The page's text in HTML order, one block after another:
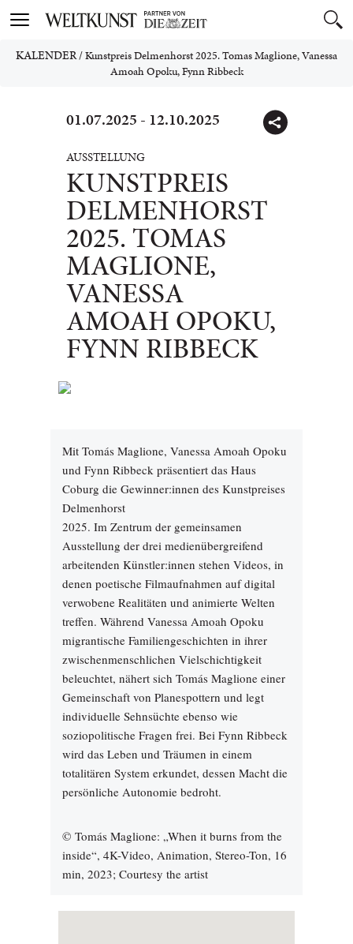
Toggle
KALENDER/Kunstpreis Delmenhorst 2025. Tomas Maglione, Vanessa
Amoah Opoku, Fynn Ribbeck
01.07.2025 - 12.10.2025
AUSSTELLUNG
KUNSTPREIS
DELMENHORST
2025. TOMAS
MAGLIONE,
VANESSA
AMOAH OPOKU,
FYNN RIBBECK
Mit Tomás Maglione, Vanessa Amoah Opoku
und Fynn Ribbeck präsentiert das Haus
Coburg die Gewinner:innen des Kunstpreises
Delmenhorst
2025. Im Zentrum der gemeinsamen
Ausstellung der drei medienübergreifend
arbeitenden Künstler:innen stehen Videos, in
denen poetische Filmaufnahmen auf digital
verwobene Realitäten und animierte Welten
treffen. Während Vanessa Amoah Opoku
migrantische Familiengeschichten in ihrer
zwischenmenschlichen Vielschichtigkeit
beleuchtet, nähert sich Tomás Maglione einer
Gemeinschaft von Planespottern und legt
individuelle Sehnsüchte ebenso wie
soziopolitische Fragen frei. Bei Fynn Ribbeck
wird das Leben und Träumen in einem
totalitären System erkundet, dessen Macht die
persönliche Autonomie bedroht.
© Tomás Maglione: „When it burns from the
inside“, 4K-Video, Animation, Stereo-Ton, 16
min, 2023; Courtesy the artist